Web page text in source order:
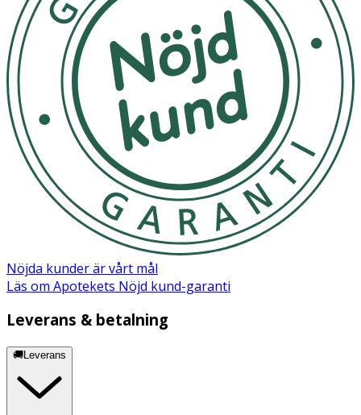
Nöjda kunder är vårt mål
Läs om Apotekets Nöjd kund-garanti
Leverans & betalning
🚚Leverans